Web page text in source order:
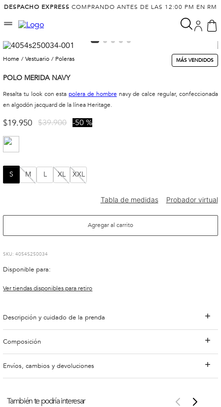
DESPACHO EXPRESS COMPRANDO ANTES DE LAS 12:00 PM EN RM
vestuario poleras MÁS VENDIDOS
POLO MERIDA NAVY
Resalta tu look con estapolera de hombre navy de calce regular, confeccionada
en algodón jacquard de la línea Heritage.
$19.950 $39.900 50 %
S M L XL XXL
Agregar al carrito
:4054S250034
Disponible para:
Ver tiendas disponibles para retiro
Descripción y cuidado de la prenda
Composición
Envíos, cambios y devoluciones
También te podría interesar